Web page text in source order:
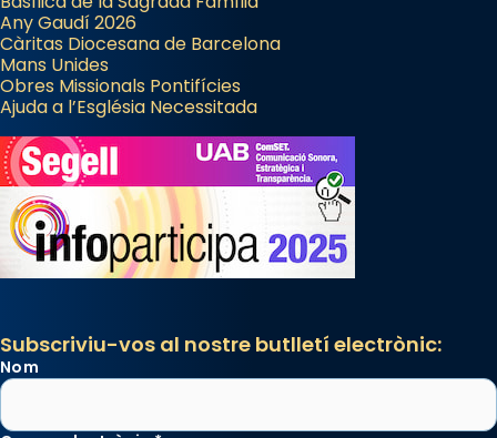
Any Gaudí 2026
Càritas Diocesana de Barcelona
Mans Unides
Obres Missionals Pontifícies
Ajuda a l’Església Necessitada
Subscriviu-vos al nostre butlletí electrònic:
Nom